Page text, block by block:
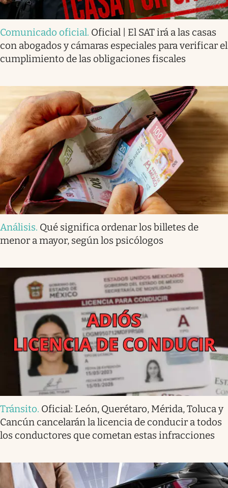
Comunicado oficial. Oficial | El SAT irá a las casas
con abogados y cámaras especiales para verificar el
cumplimiento de las obligaciones fiscales
Análisis. Qué significa ordenar los billetes de
menor a mayor, según los psicólogos
Tránsito. Oficial: León, Querétaro, Mérida, Toluca y
Cancún cancelarán la licencia de conducir a todos
los conductores que cometan estas infracciones